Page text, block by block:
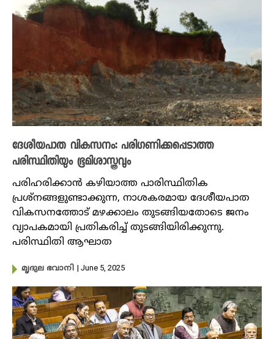
ദേശീയപാത വികസനം: പരിഗണിക്കപ്പെടാത്ത
പരിസ്ഥിതിയും ഭൂമിശാസ്ത്രവും
പരിഹരിക്കാൻ കഴിയാത്ത പാരിസ്ഥിതിക
പ്രശ്നങ്ങളുണ്ടാക്കുന്ന, നാശകരമായ ദേശീയപാത
വികസനത്തോട് മഴക്കാലം തുടങ്ങിയതോടെ ജനം
വ്യാപകമായി പ്രതികരിച്ച് തുടങ്ങിയിരിക്കുന്നു.
പരിസ്ഥിതി ആഘാത
മൃദുല ഭവാനി | June 5, 2025